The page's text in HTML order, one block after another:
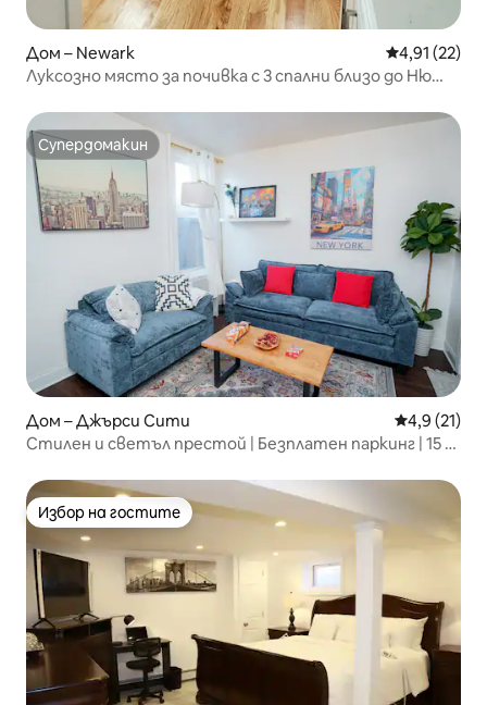
Дом – Newark Средна
4,91 (22)
Луксозно място за почивка с 3 спални близо до Ню
Супердомакин
Супердомакин
Дом – Джърси Сити Средна
4,9 (21)
Стилен и светъл престой | Безплатен паркинг | 15 м
Избор на гостите
Избор на гостите